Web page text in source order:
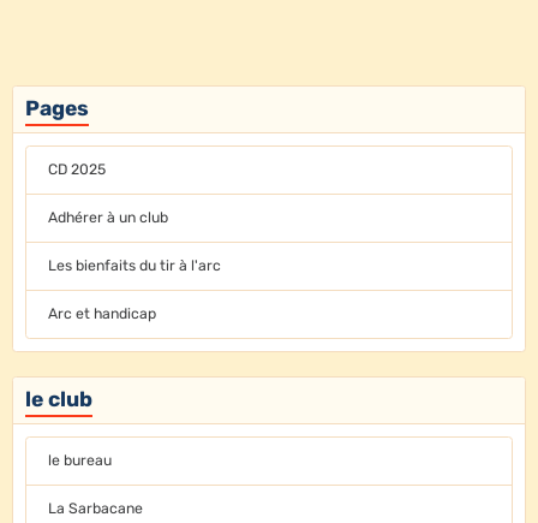
Pages
CD 2025
Adhérer à un club
Les bienfaits du tir à l'arc
Arc et handicap
le club
le bureau
La Sarbacane